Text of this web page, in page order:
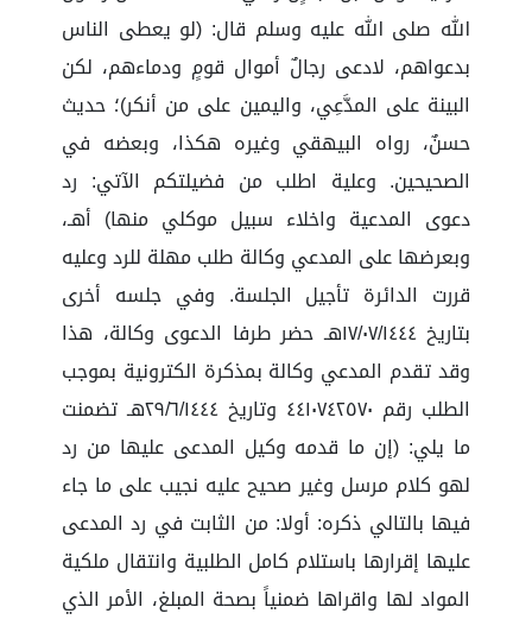
الله صلى الله عليه وسلم قال: (لو يعطى الناس
بدعواهم، لادعى رجالٌ أموال قومٍ ودماءهم، لكن
البينة على المدَّعِي، واليمين على من أنكر)؛ حديث
حسنٌ، رواه البيهقي وغيره هكذا، وبعضه في
الصحيحين. وعلية اطلب من فضيلتكم الآتي: رد
دعوى المدعية واخلاء سبيل موكلي منها) أهـ،
وبعرضها على المدعي وكالة طلب مهلة للرد وعليه
قررت الدائرة تأجيل الجلسة. وفي جلسه أخرى
بتاريخ ١٧/٠٧/١٤٤٤هـ حضر طرفا الدعوى وكالة، هذا
وقد تقدم المدعي وكالة بمذكرة الكترونية بموجب
الطلب رقم ٤٤١٠٧٤٢٥٧٠ وتاريخ ٢٩/٦/١٤٤٤هـ تضمنت
ما يلي: (إن ما قدمه وكيل المدعى عليها من رد
لهو كلام مرسل وغير صحيح عليه نجيب على ما جاء
فيها بالتالي ذكره: أولا: من الثابت في رد المدعى
عليها إقرارها باستلام كامل الطلبية وانتقال ملكية
المواد لها واقراها ضمنياً بصحة المبلغ، الأمر الذي